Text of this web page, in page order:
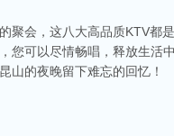
聚会，这八大高品质KTV都
您可以尽情畅唱，释放生
山的夜晚留下难忘的回忆！